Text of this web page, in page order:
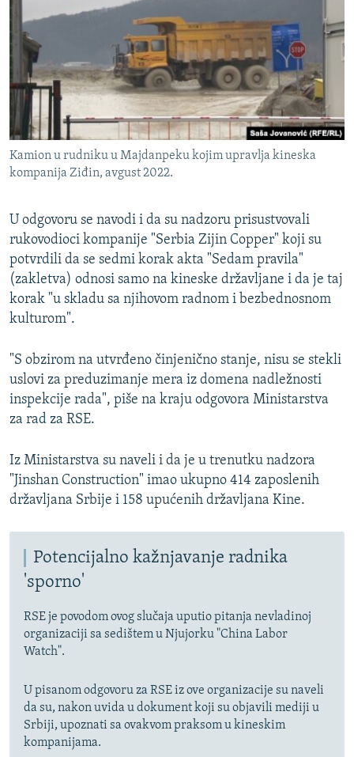
Kamion u rudniku u Majdanpeku kojim upravlja kineska
kompanija Ziđin, avgust 2022.
U odgovoru se navodi i da su nadzoru prisustvovali
rukovodioci kompanije "Serbia Zijin Copper" koji su
potvrdili da se sedmi korak akta "Sedam pravila"
(zakletva) odnosi samo na kineske državljane i da je taj
korak "u skladu sa njihovom radnom i bezbednosnom
kulturom".
"S obzirom na utvrđeno činjenično stanje, nisu se stekli
uslovi za preduzimanje mera iz domena nadležnosti
inspekcije rada", piše na kraju odgovora Ministarstva
za rad za RSE.
Iz Ministarstva su naveli i da je u trenutku nadzora
"Jinshan Construction" imao ukupno 414 zaposlenih
državljana Srbije i 158 upućenih državljana Kine.
Potencijalno kažnjavanje radnika
'sporno'
RSE je povodom ovog slučaja uputio pitanja nevladinoj
organizaciji sa sedištem u Njujorku "China Labor
Watch".
U pisanom odgovoru za RSE iz ove organizacije su naveli
da su, nakon uvida u dokument koji su objavili mediji u
Srbiji, upoznati sa ovakvom praksom u kineskim
kompanijama.